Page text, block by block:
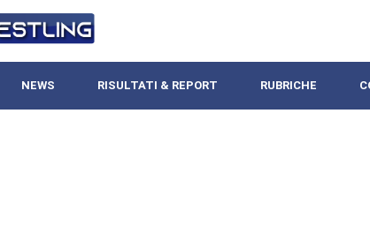
NEWS RISULTATI & REPORT RUBRICHE